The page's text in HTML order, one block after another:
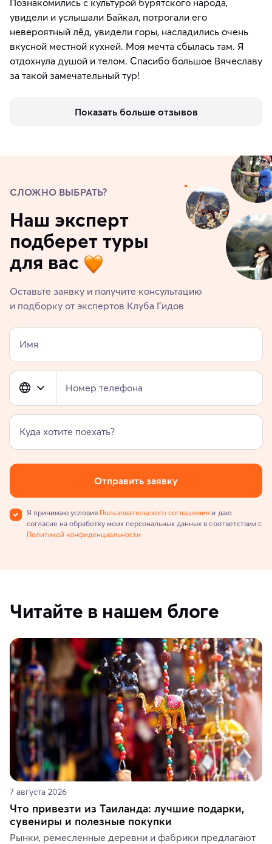
увидели и услышали Байкал, потрогали его
невероятный лёд, увидели горы, насладились очень
вкусной местной кухней. Моя мечта сбылась там. Я
отдохнула душой и телом. Спасибо большое Вячеславу
за такой замечательный тур!
Показать больше отзывов
СЛОЖНО ВЫБРАТЬ?
Наш эксперт
подберет туры
для вас
Оставьте заявку и получите консультацию
и подборку от экспертов Клуба Гидов
Имя
Номер телефона
Куда хотите поехать?
Отправить заявку
Я принимаю условия Пользовательского соглашения и даю
согласие на обработку моих персональных данных в соответствии с
Политикой конфиденциальности
Читайте в нашем блоге
7 августа 2026
Что привезти из Таиланда: лучшие подарки,
сувениры и полезные покупки
Рынки, ремесленные деревни и фабрики предлагают